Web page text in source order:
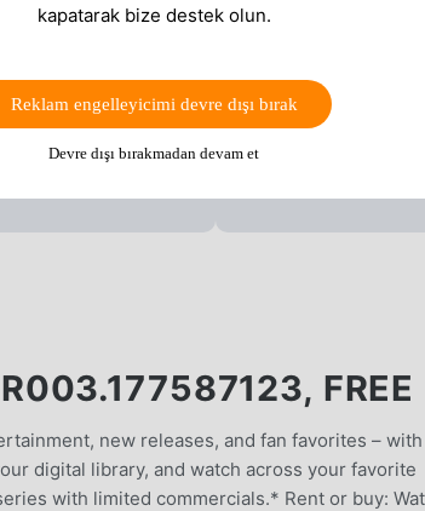
FREE
new releases, and fan favorites –
digital library, and watch across your favorite
with limited commercials.* Rent or buy:
kapatarak bize destek olun.
Reklam engelleyicimi devre dışı bırak
Devre dışı bırakmadan devam et